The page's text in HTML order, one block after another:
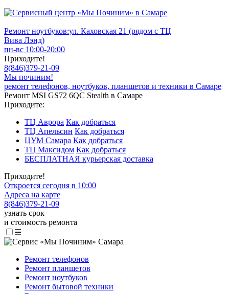
Ремонт ноутбуков:ул. Каховская 21 (рядом с ТЦ
Вива Лэнд)
пн-вс 10:00-20:00
Приходите!
8(846)379-21-09
Мы починим!
ремонт телефонов, ноутбуков, планшетов и техники в Самаре
Ремонт MSI GS72 6QC Stealth в Самаре
Приходите:
ТЦ Аврора Как добраться
ТЦ Апельсин Как добраться
ЦУМ Самара Как добраться
ТЦ Максидом Как добраться
БЕСПЛАТНАЯ курьерская доставка
Приходите!
Откроется сегодня в 10:00
Адреса на карте
8(846)379-21-09
узнать срок
и стоимость ремонта
☰
Ремонт телефонов
Ремонт планшетов
Ремонт ноутбуков
Ремонт бытовой техники